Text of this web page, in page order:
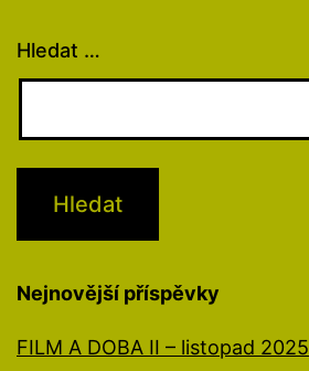
Hledat …
Nejnovější příspěvky
FILM A DOBA II – listopad 2025